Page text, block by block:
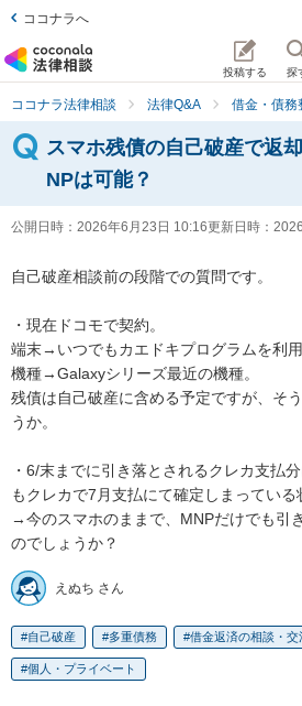
ココナラへ
投稿する 探
ココナラ法律相談 法律Q&A 借金・債務
スマホ残債の自己破産で返
NPは可能？
公開日時： 2026年6月23日 10:16更新日時：
自己破産相談前の段階での質問です。
・現在ドコモで契約。
端末→いつでもカエドキプログラムを利用
機種→Galaxyシリーズ最近の機種。
残債は自己破産に含める予定ですが、そ
うか。
・6/末までに引き落とされるクレカ支払
もクレカで7月支払にて確定しまっている
→今のスマホのままで、МNPだけでも引
のでしょうか？
えぬち さん
自己破産 多重債務 借金返済の相談・交
個人・プライベート